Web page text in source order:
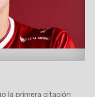
la primera citación